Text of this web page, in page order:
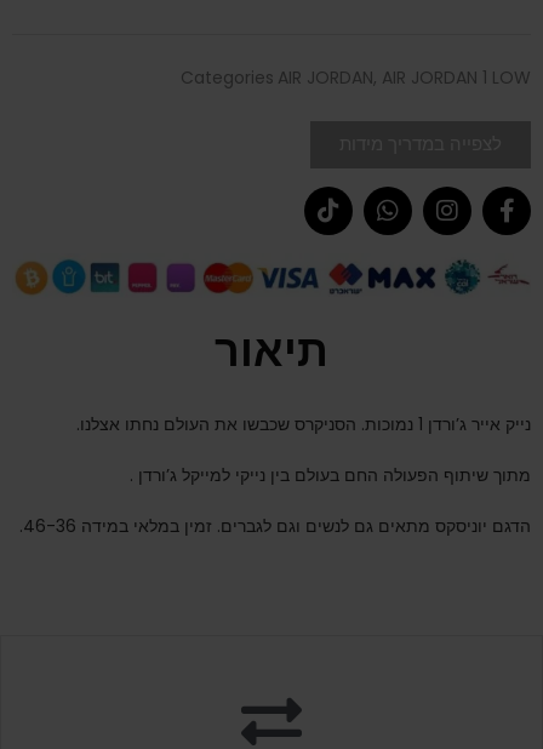
Categories AIR JORDAN, AIR JORDAN 1 LOW
תיאור
נייק אייר ג’ורדן 1 נמוכות. הסניקרס שכבשו את העולם נחתו אצלנו.
מתוך שיתוף הפעולה החם בעולם בין נייקי למייקל ג’ורדן .
הדגם יוניסקס מתאים גם לנשים וגם לגברים. זמין במלאי במידה 46-36.